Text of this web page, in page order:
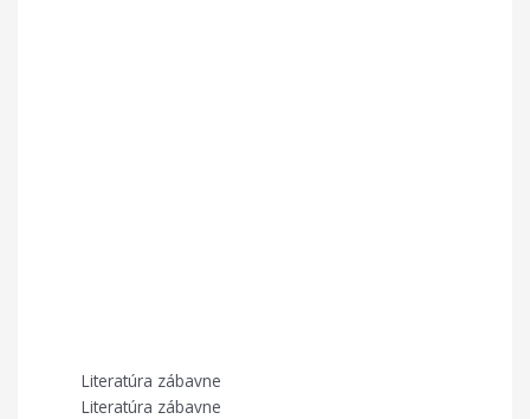
Literatúra zábavne
Literatúra zábavne